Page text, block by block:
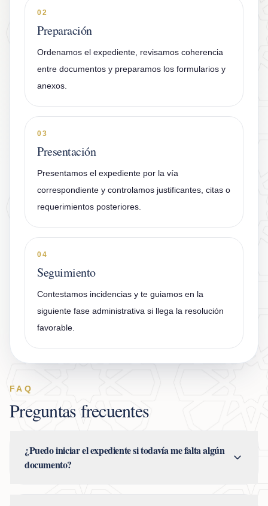
02
Preparación
Ordenamos el expediente, revisamos coherencia
entre documentos y preparamos los formularios y
anexos.
03
Presentación
Presentamos el expediente por la vía
correspondiente y controlamos justificantes, citas o
requerimientos posteriores.
04
Seguimiento
Contestamos incidencias y te guiamos en la
siguiente fase administrativa si llega la resolución
favorable.
FAQ
Preguntas frecuentes
¿Puedo iniciar el expediente si todavía me falta algún
documento?